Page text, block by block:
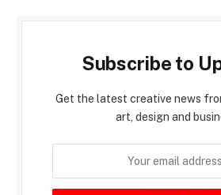
Subscribe to
Get the latest creative news
art, design and